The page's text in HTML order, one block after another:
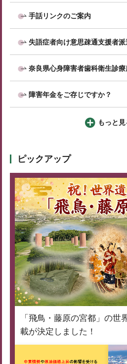
手話リンクのご案内
失語症者向け意思疎通支援者
奈良県心身障害者歯科衛生診
障害年金をご存じですか？
もっと見
ピックアップ
「飛鳥・藤原の宮都」の世
載が決定しました！